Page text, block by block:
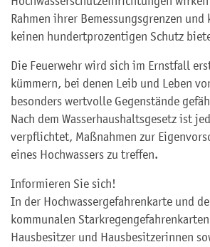
Rahmen ihrer Bemessungsgrenzen
keinen hundertprozentigen Schutz
Die Feuerwehr wird sich im Ernstfall
kümmern, bei denen Leib und Leben
besonders wertvolle Gegenstände
Nach dem Wasserhaushaltsgesetz ist
verpflichtet, Maßnahmen zur
eines Hochwassers zu treffen.
Informieren Sie sich!
In der Hochwassergefahrenkarte und
kommunalen
Hausbesitzer und Hausbesitzerinnen